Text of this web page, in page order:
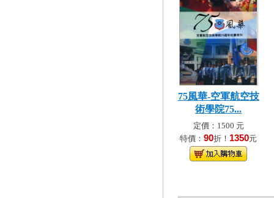
75風華-空軍航空技
術學院75...
定價：1500 元
特價： 90折！ 1350元